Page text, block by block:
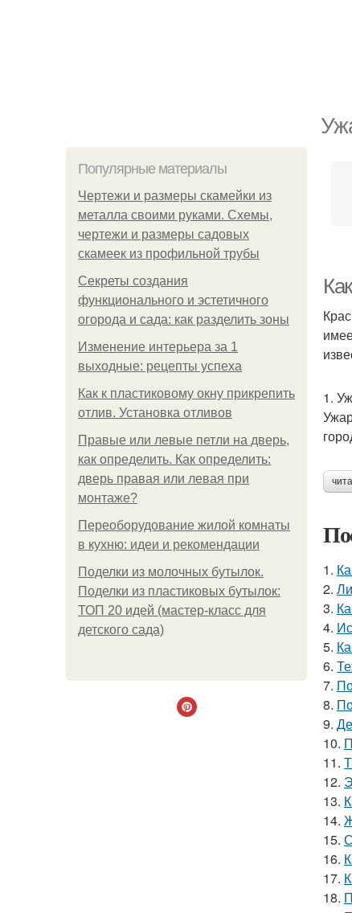
Популярные материалы
Чертежи и размеры скамейки из
металла своими руками. Схемы,
чертежи и размеры садовых
скамеек из профильной трубы
Секреты создания
функционального и эстетичного
огорода и сада: как разделить зоны
Изменение интерьера за 1
выходные: рецепты успеха
Как к пластиковому окну прикрепить
отлив. Установка отливов
Правые или левые петли на дверь,
как определить. Как определить:
дверь правая или левая при
монтаже?
Переоборудование жилой комнаты
в кухню: идеи и рекомендации
Поделки из молочных бутылок.
Поделки из пластиковых бутылок:
ТОП 20 идей (мастер-класс для
детского сада)
1.
1.
2.
3.
4.
5.
6.
7.
8.
9.
10.
11.
12.
13.
14.
15.
16.
17.
18.